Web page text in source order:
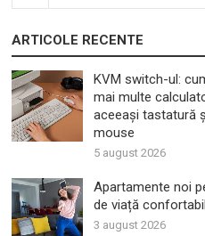
ARTICOLE RECENTE
KVM switch-ul:
mai multe
aceeași tastatură
mouse
5 august 2026
Apartamente noi
de viață
3 august 2026